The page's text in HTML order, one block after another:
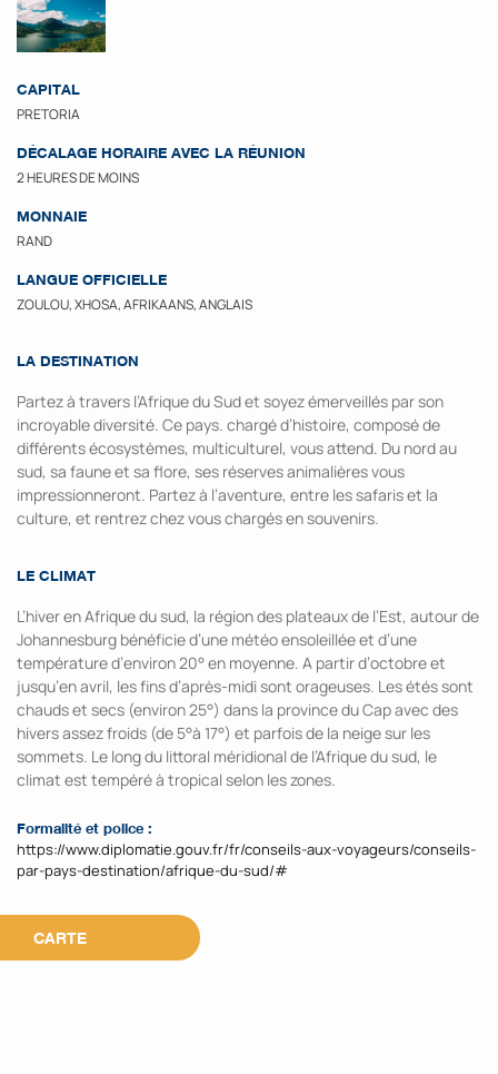
CAPITAL
PRETORIA
DÉCALAGE HORAIRE AVEC LA RÉUNION
2 HEURES DE MOINS
MONNAIE
RAND
LANGUE OFFICIELLE
ZOULOU, XHOSA, AFRIKAANS, ANGLAIS
LA DESTINATION
Partez à travers l’Afrique du Sud et soyez émerveillés par son
incroyable diversité. Ce pays. chargé d’histoire, composé de
différents écosystèmes, multiculturel, vous attend. Du nord au
sud, sa faune et sa flore, ses réserves animalières vous
impressionneront. Partez à l’aventure, entre les safaris et la
culture, et rentrez chez vous chargés en souvenirs.
LE CLIMAT
L’hiver en Afrique du sud, la région des plateaux de l’Est, autour de
Johannesburg bénéficie d’une météo ensoleillée et d’une
température d’environ 20° en moyenne. A partir d’octobre et
jusqu’en avril, les fins d’après-midi sont orageuses. Les étés sont
chauds et secs (environ 25°) dans la province du Cap avec des
hivers assez froids (de 5°à 17°) et parfois de la neige sur les
sommets. Le long du littoral méridional de l’Afrique du sud, le
climat est tempéré à tropical selon les zones.
Formalité et police :
https://www.diplomatie.gouv.fr/fr/conseils-aux-voyageurs/conseils-
par-pays-destination/afrique-du-sud/#
CARTE